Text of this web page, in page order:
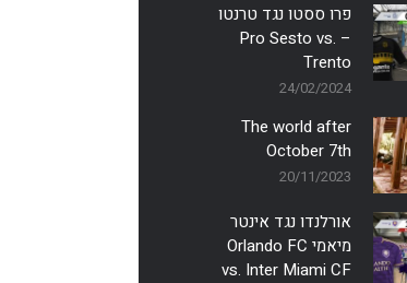
פרו ססטו נגד טרנטו
– Pro Sesto vs.
Trento
24/02/2024
The world after
October 7th
20/11/2023
אורלנדו נגד אינטר
מיאמי Orlando FC
vs. Inter Miami CF